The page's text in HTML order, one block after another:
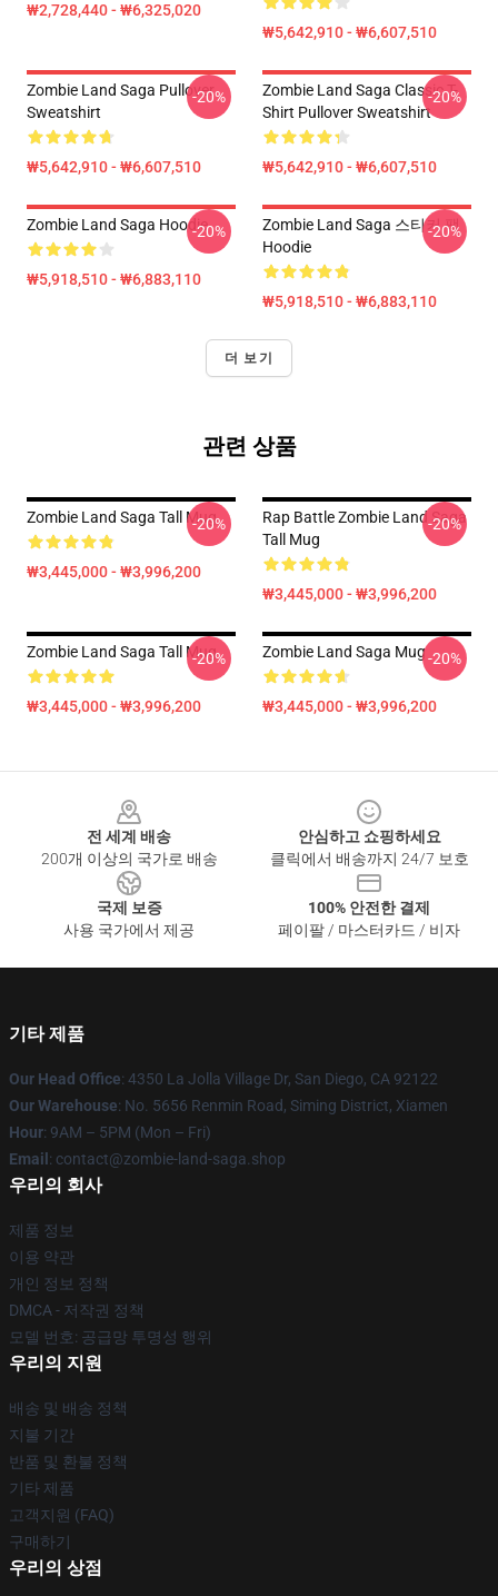
₩2,728,440 - ₩6,325,020
₩5,642,910 - ₩6,607,510
Zombie Land Saga Pullover
Sweatshirt
₩5,642,910 - ₩6,607,510
-20%
Zombie Land Saga Classic T-
Shirt Pullover Sweatshirt
₩5,642,910 - ₩6,607,510
-20%
Zombie Land Saga Hoodie
₩5,918,510 - ₩6,883,110
-20%
Zombie Land Saga 스티커 팩
Hoodie
₩5,918,510 - ₩6,883,110
-20%
더 보기
관련 상품
Zombie Land Saga Tall Mug
₩3,445,000 - ₩3,996,200
-20%
Rap Battle Zombie Land Saga
Tall Mug
₩3,445,000 - ₩3,996,200
-20%
Zombie Land Saga Tall Mug
₩3,445,000 - ₩3,996,200
-20% Zombie Land Saga Mug
₩3,445,000 - ₩3,996,200
-20%
전 세계 배송
200개 이상의 국가로 배송
안심하고 쇼핑하세요
클릭에서 배송까지 24/7 보호
국제 보증
사용 국가에서 제공
100% 안전한 결제
페이팔 / 마스터카드 / 비자
기타 제품
Our Head Office: 4350 La Jolla Village Dr, San Diego, CA 92122
Our Warehouse: No. 5656 Renmin Road, Siming District, Xiamen
Hour: 9AM – 5PM (Mon – Fri)
Email : contact@zombie-land-saga.shop
우리의 회사
제품 정보
이용 약관
개인 정보 정책
DMCA - 저작권 정책
모델 번호: 공급망 투명성 행위
우리의 지원
배송 및 배송 정책
지불 기간
반품 및 환불 정책
기타 제품
고객지원 (FAQ)
구매하기
우리의 상점